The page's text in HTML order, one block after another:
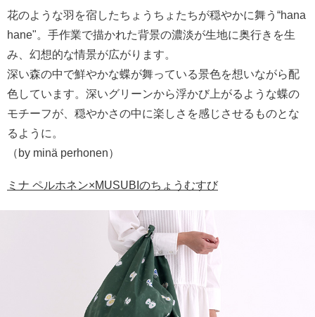
花のような羽を宿したちょうちょたちが穏やかに舞う“hana
hane"。手作業で描かれた背景の濃淡が生地に奥行きを生
み、幻想的な情景が広がります。
深い森の中で鮮やかな蝶が舞っている景色を想いながら配
色しています。深いグリーンから浮かび上がるような蝶の
モチーフが、穏やかさの中に楽しさを感じさせるものとな
るように。
（by minä perhonen）
ミナ ペルホネン×MUSUBIのちょうむすび